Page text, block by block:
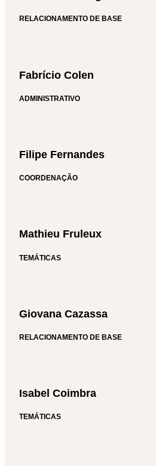
RELACIONAMENTO DE BASE
Fabrício Colen
ADMINISTRATIVO
Filipe Fernandes
COORDENAÇÃO
Mathieu Fruleux
TEMÁTICAS
Giovana Cazassa
RELACIONAMENTO DE BASE
Isabel Coimbra
TEMÁTICAS